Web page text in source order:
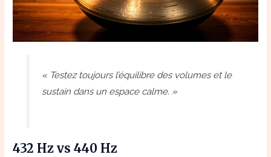
« Testez toujours l’équilibre des volumes et le
sustain dans un espace calme. »
432 Hz vs 440 Hz